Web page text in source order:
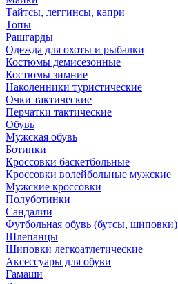
Тайтсы, леггинсы, капри
Топы
Рашгарды
Одежда для охоты и рыбалки
Костюмы демисезонные
Костюмы зимние
Наколенники туристические
Очки тактические
Перчатки тактические
Обувь
Мужская обувь
Ботинки
Кроссовки баскетбольные
Кроссовки волейбольные мужские
Мужские кроссовки
Полуботинки
Сандалии
Футбольная обувь (бутсы, шиповки)
Шлепанцы
Шиповки легкоатлетические
Аксессуары для обуви
Гамаши